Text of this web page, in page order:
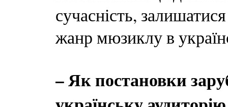
сучасність,
жанр мюзиклу в
– Як постановки